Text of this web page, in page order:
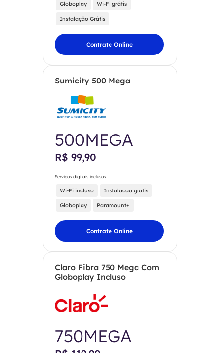
Globoplay Wi-Fi grátis
Instalação Grátis
Contrate Online
Sumicity 500 Mega
500MEGA
R$ 99,90
Serviços digitais inclusos
Wi-Fi incluso Instalacao gratis
Globoplay Paramount+
Contrate Online
Claro Fibra 750 Mega Com
Globoplay Incluso
750MEGA